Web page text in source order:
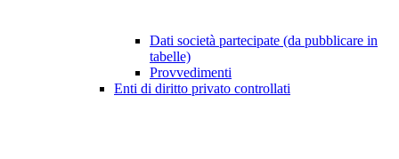
Dati società partecipate (da pubblicare in
tabelle)
Provvedimenti
Enti di diritto privato controllati